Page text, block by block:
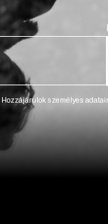
Hozzájárulok személyes